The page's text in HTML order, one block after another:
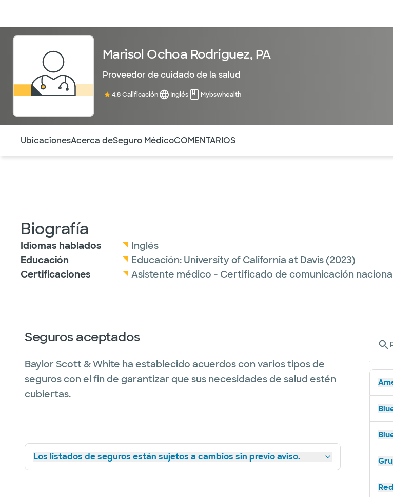
Marisol Ochoa Rodriguez, PA
Proveedor de cuidado de la salud
4.8 Calificación Inglés Mybswhealth
UbicacionesAcerca deSeguro MédicoCOMENTARIOS
Biografía
Idiomas hablados
Inglés
Educación
Educación: University of California at Davis(2023)
Certificaciones
Asistente médico - Certificado de comunicación
Seguros aceptados
Baylor Scott & White ha establecido acuerdos con varios tipos de
seguros con el fin de garantizar que sus necesidades de salud estén
cubiertas.
Los listados de seguros están sujetos a cambios sin previo aviso.